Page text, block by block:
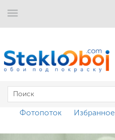
Фотопоток Избранное